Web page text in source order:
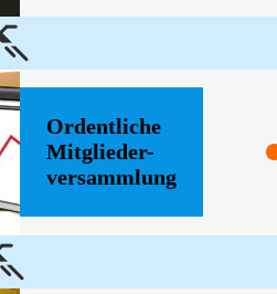
Ordentliche
Mitglieder-
versammlung